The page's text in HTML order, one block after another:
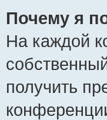
Почему я
На каждой
получить